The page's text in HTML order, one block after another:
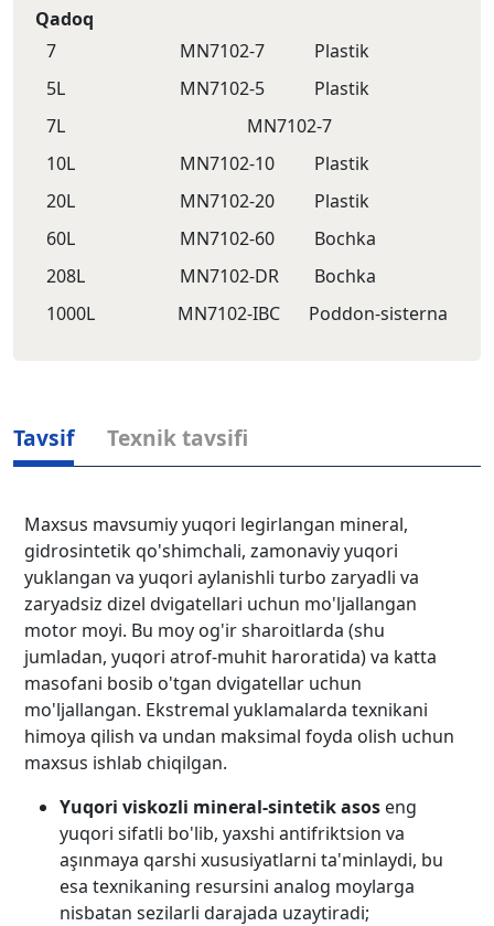
Qadoq
7
MN7102-7
Plastik
5L
MN7102-5
Plastik
7L
MN7102-7
10L
MN7102-10
Plastik
20L
MN7102-20
Plastik
60L
MN7102-60
Bochka
208L
MN7102-DR
Bochka
1000L
MN7102-IBC Poddon-sisternа
Tavsif Texnik tavsifi
Maxsus mavsumiy yuqori legirlangan mineral,
gidrosintetik qo'shimchali, zamonaviy yuqori
yuklangan va yuqori aylanishli turbo zaryadli va
zaryadsiz dizel dvigatellari uchun mo'ljallangan
motor moyi. Bu moy og'ir sharoitlarda (shu
jumladan, yuqori atrof-muhit haroratida) va katta
masofani bosib o'tgan dvigatellar uchun
mo'ljallangan. Ekstremal yuklamalarda texnikani
himoya qilish va undan maksimal foyda olish uchun
maxsus ishlab chiqilgan.
Yuqori viskozli mineral-sintetik asos eng
yuqori sifatli bo'lib, yaxshi antifriktsion va
aşınmaya qarshi xususiyatlarni ta'minlaydi, bu
esa texnikaning resursini analog moylarga
nisbatan sezilarli darajada uzaytiradi;